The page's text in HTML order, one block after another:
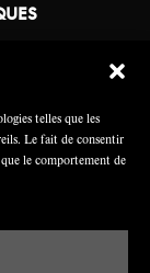
telles que les
Le fait de consentir
le comportement de